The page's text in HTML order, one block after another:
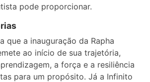
pode proporcionar.
que a inauguração da Rapha
ao início de sua trajetória,
a força e a resiliência
para um propósito. Já a Infinito